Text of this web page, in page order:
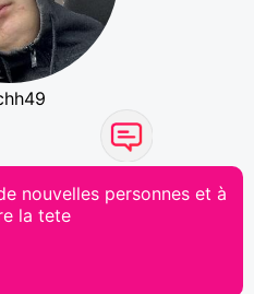
nouvelles personnes et à
la tete